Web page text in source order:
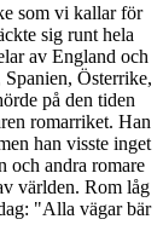
som vi kallar för
sig runt hela
av England och
Österrike,
på den tiden
romarriket. Han
han visste inget
och andra romare
världen. Rom låg
"Alla vägar bär